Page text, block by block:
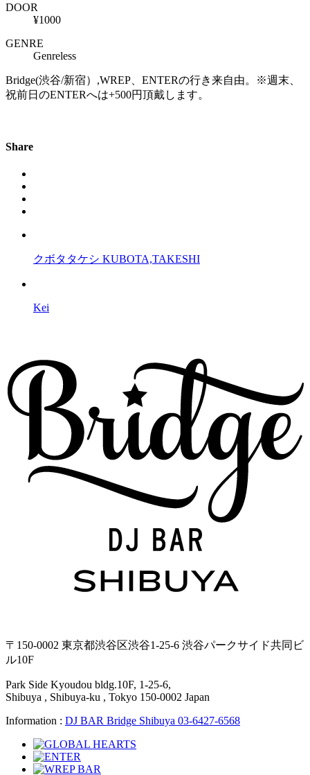
DOOR
¥1000
GENRE
Genreless
Bridge(渋谷/新宿）,WREP、ENTERの行き来自由。※週末、
祝前日のENTERへは+500円頂戴します。
Share
クボタタケシ KUBOTA,TAKESHI
Kei
〒150-0002 東京都渋谷区渋谷1-25-6 渋谷パークサイド共同ビ
ル10F
Park Side Kyoudou bldg.10F, 1-25-6,
Shibuya , Shibuya-ku , Tokyo 150-0002 Japan
Information : DJ BAR Bridge Shibuya 03-6427-6568